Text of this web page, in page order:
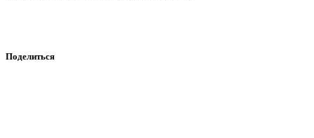
Поделиться